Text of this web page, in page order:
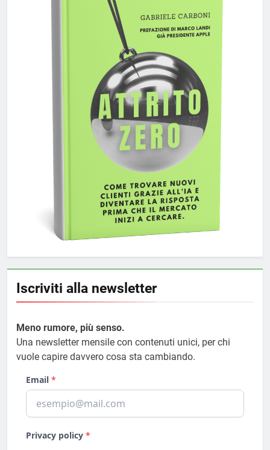
Iscriviti alla newsletter
Meno rumore, più senso.
Una newsletter mensile con contenuti unici, per chi
vuole capire davvero cosa sta cambiando.